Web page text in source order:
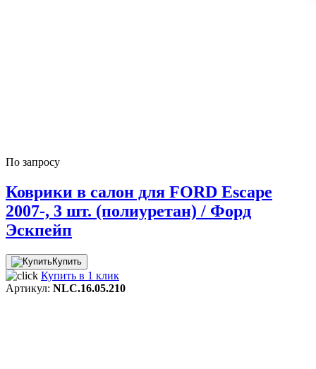
По запросу
Коврики в салон для FORD Escape
2007-, 3 шт. (полиуретан) / Форд
Эскпейп
Купить
Купить в 1 клик
Артикул: NLC.16.05.210